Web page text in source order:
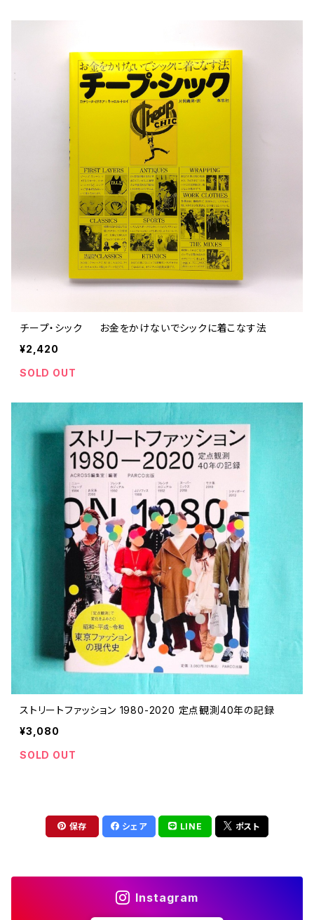
チープ・シック お金をかけないでシックに着こなす法
¥2,420
SOLD OUT
ストリートファッション 1980-2020 定点観測40年の記録
¥3,080
SOLD OUT
保存 シェア LINE ポスト
Instagram